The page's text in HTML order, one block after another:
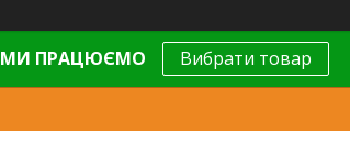
МИ ПРАЦЮЄМО Вибрати товар